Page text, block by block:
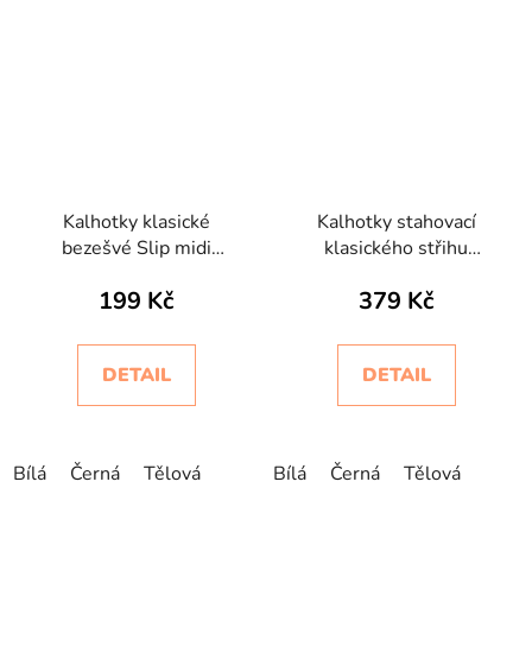
Kalhotky klasické
bezešvé Slip midi
199 Kč
DETAIL
Bílá Černá Tělová
Kalhotky stahovací
klasického střihu
Intimidea
379 Kč
DETAIL
Bílá Černá Tělová